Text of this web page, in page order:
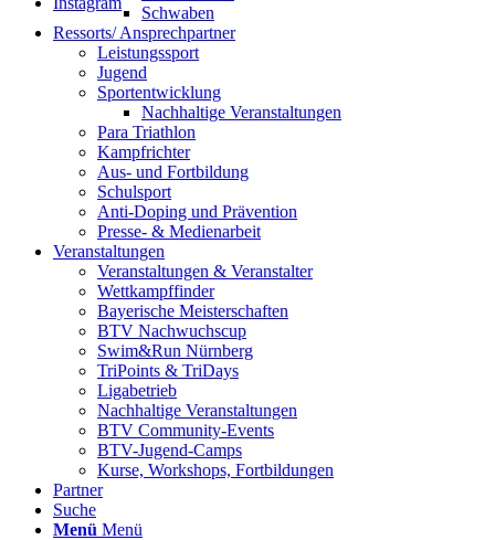
Schwaben
Ressorts/ Ansprechpartner
Leistungssport
Jugend
Sportentwicklung
Nachhaltige Veranstaltungen
Para Triathlon
Kampfrichter
Aus- und Fortbildung
Schulsport
Anti-Doping und Prävention
Presse- & Medienarbeit
Veranstaltungen
Veranstaltungen & Veranstalter
Wettkampffinder
Bayerische Meisterschaften
BTV Nachwuchscup
Swim&Run Nürnberg
TriPoints & TriDays
Ligabetrieb
Nachhaltige Veranstaltungen
BTV Community-Events
BTV-Jugend-Camps
Kurse, Workshops, Fortbildungen
Partner
Suche
Menü Menü